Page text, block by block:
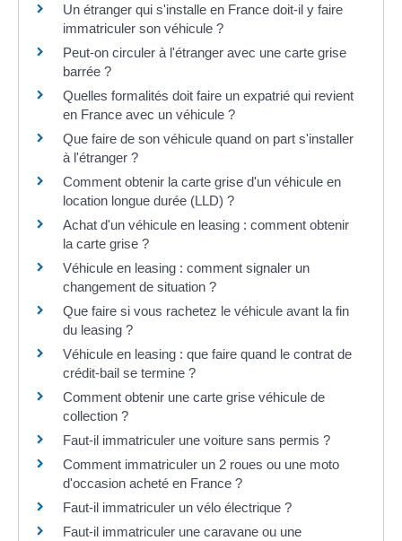
Un étranger qui s'installe en France doit-il y faire
immatriculer son véhicule ?
Peut-on circuler à l'étranger avec une carte grise
barrée ?
Quelles formalités doit faire un expatrié qui revient
en France avec un véhicule ?
Que faire de son véhicule quand on part s'installer
à l'étranger ?
Comment obtenir la carte grise d'un véhicule en
location longue durée (LLD) ?
Achat d'un véhicule en leasing : comment obtenir
la carte grise ?
Véhicule en leasing : comment signaler un
changement de situation ?
Que faire si vous rachetez le véhicule avant la fin
du leasing ?
Véhicule en leasing : que faire quand le contrat de
crédit-bail se termine ?
Comment obtenir une carte grise véhicule de
collection ?
Faut-il immatriculer une voiture sans permis ?
Comment immatriculer un 2 roues ou une moto
d'occasion acheté en France ?
Faut-il immatriculer un vélo électrique ?
Faut-il immatriculer une caravane ou une